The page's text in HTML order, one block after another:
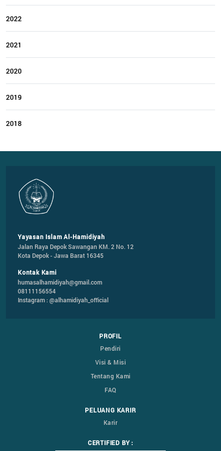
2022
2021
2020
2019
2018
Yayasan Islam Al-Hamidiyah
Jalan Raya Depok Sawangan KM. 2 No. 12
Kota Depok - Jawa Barat 16345
Kontak Kami
humasalhamidiyah@gmail.com
08111156554
Instagram : @alhamidiyah_official
PROFIL
Pendiri
Visi & Misi
Tentang Kami
FAQ
PELUANG KARIR
Karir
CERTIFIED BY :